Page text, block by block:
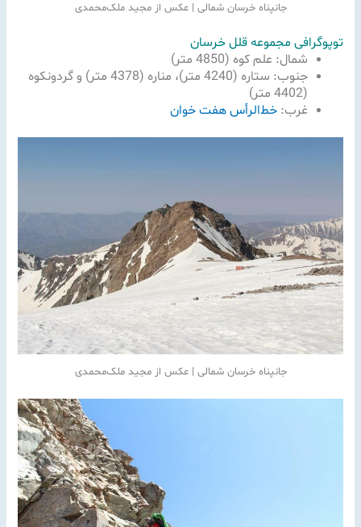
جانپناه خرسان شمالی | عکس از مجید ملک‌محمدی
توپوگرافی مجموعه قلل خرسان
شمال: علم کوه (4850 متر)
جنوب: ستاره (4240 متر)، مناره (4378 متر) و گردونکوه
(4402 متر)
غرب:خط‌الرأس هفت خوان
جانپناه خرسان شمالی | عکس از مجید ملک‌محمدی